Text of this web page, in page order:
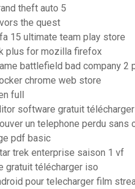
theft auto 5
the quest
15 ultimate team play store
plus for mozilla firefox
battlefield bad company 2
chrome web store
full
software gratuit
un telephone perdu sans
pdf basic
trek enterprise saison 1 vf
gratuit télécharger iso
pour telecharger film